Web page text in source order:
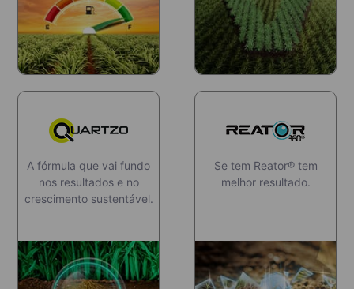
A fórmula que vai fundo
nos resultados e no
crescimento sustentável.
Se tem Reator® tem
melhor resultado.